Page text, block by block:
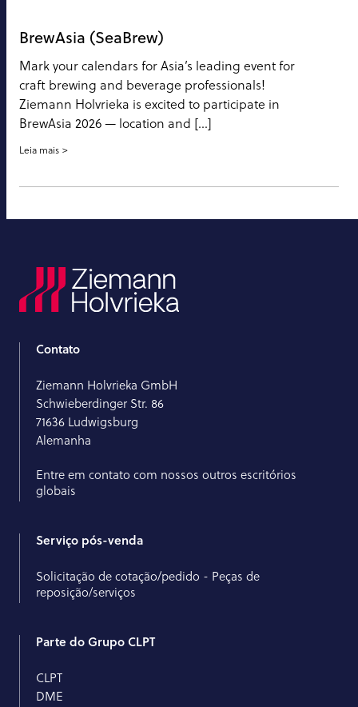
BrewAsia (SeaBrew)
Mark your calendars for Asia’s leading event for
craft brewing and beverage professionals!
Ziemann Holvrieka is excited to participate in
BrewAsia 2026 — location and […]
Leia mais
Contato
Ziemann Holvrieka GmbH
Schwieberdinger Str. 86
71636 Ludwigsburg
Alemanha
Entre em contato com nossos outros escritórios
globais
Serviço pós-venda
Solicitação de cotação/pedido - Peças de
reposição/serviços
Parte do Grupo CLPT
CLPT
DME